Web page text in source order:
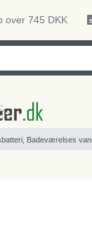
over 745 DKK
Badeværelses